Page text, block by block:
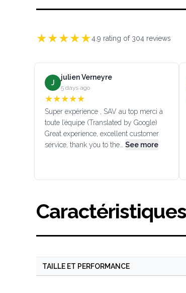
★★★★★4.9 rating of 304 reviews
J
julien Verneyre
5 days ago
★★★★★
Super expérience , SAV au top merci à
toute l’équipe (Translated by Google)
Great experience, excellent customer
service, thank you to the…
See more
Caractéristiques
TAILLE ET PERFORMANCE